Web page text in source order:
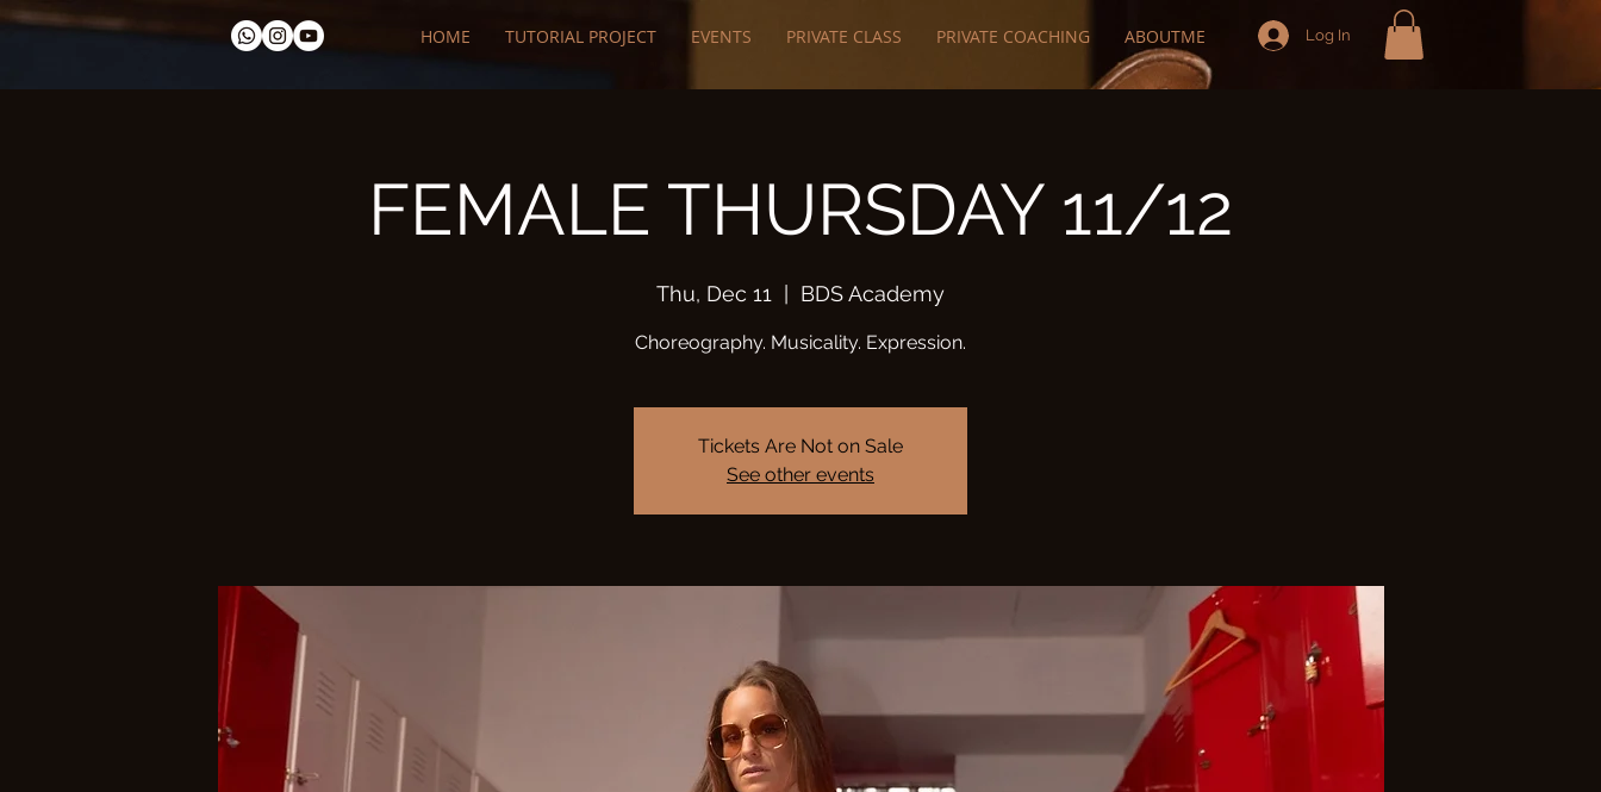
HOME TUTORIAL PROJECT EVENTS PRIVATE CLASS PRIVATE COACHING ABOUTME Log In
FEMALE THURSDAY 11/12
Thu, Dec 11
  |
BDS Academy
Tickets Are Not on Sale
See other events